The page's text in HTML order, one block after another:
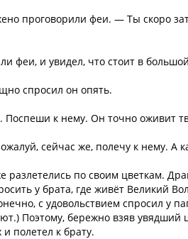
проговорили феи. — Ты скоро
феи, и увидел, что стоит в
спросил он опять.
к нему. Он точно оживит
сейчас же, полечу к нему. А
по своим цветкам.
у брата, где живёт Великий
с удовольствием спросил у
Поэтому, бережно взяв увядший
полетел к брату.